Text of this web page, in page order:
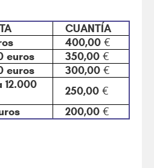
CUANTÍA
400,00 €
euros
350,00 €
euros
300,00 €
12.000
250,00 €
200,00 €